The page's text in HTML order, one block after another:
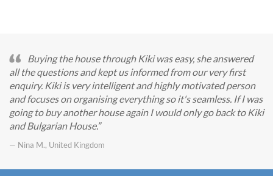
Buying the house through Kiki was easy, she answered
all the questions and kept us informed from our very first
enquiry. Kiki is very intelligent and highly motivated person
and focuses on organising everything so it's seamless. If I was
going to buy another house again I would only go back to Kiki
and Bulgarian House.
— Nina M., United Kingdom